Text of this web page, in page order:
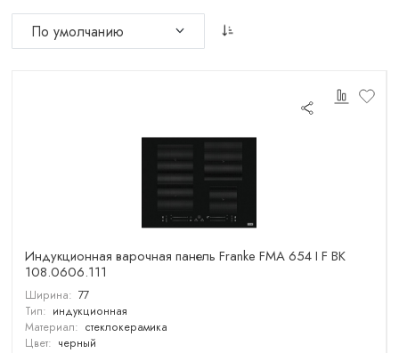
Индукционная варочная панель Franke FMA 654 I F BK
108.0606.111
Ширина: 77
Тип: индукционная
Материал: стеклокерамика
Цвет: черный